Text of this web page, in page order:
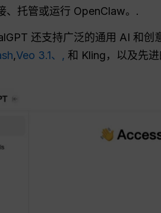
、托管或运行 OpenClaw。.
还支持广泛的通用 AI 和创
,Veo 3.1、, 和 Kling，以及先